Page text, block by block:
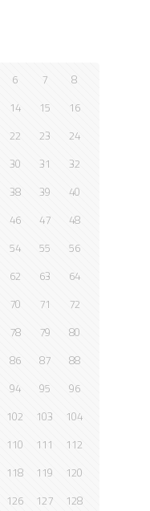
6 7
8
14 15
16
22 23
24
30 31
32
38 39
40
46 47
48
54 55
56
62 63
64
70 71
72
78 79
80
86 87
88
94 95
96
102 103
104
110 111
112
118 119
120
126 127
128